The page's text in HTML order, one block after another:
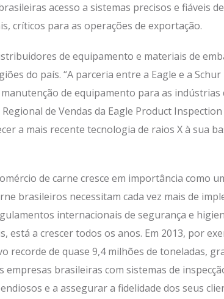
acesso a sistemas precisos e fiáveis
críticos para as operações de exportação.
de equipamento e materiais de
do país. “A parceria entre a Eagle e a
de equipamento para as
de Vendas da Eagle Product
a mais recente tecnologia de raios X à sua
de carne cresce em importância como
brasileiros necessitam cada vez mais de
internacionais de segurança e
está a crescer todos os anos. Em 2013, por
recorde de quase 9,4 milhões de toneladas,
empresas brasileiras com sistemas de
e a assegurar a fidelidade dos seus